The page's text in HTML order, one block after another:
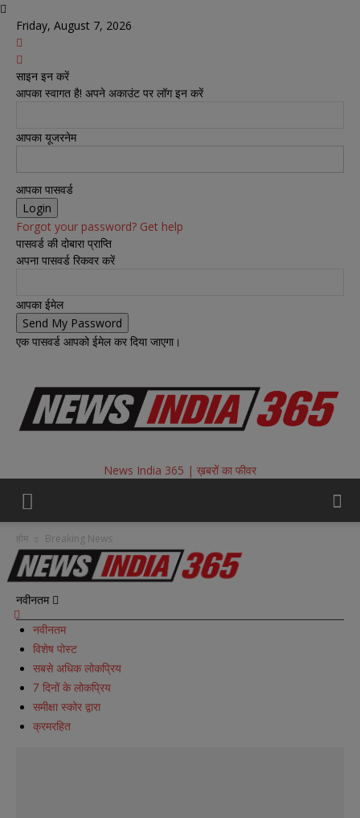
Friday, August 7, 2026
साइन इन करें
आपका स्वागत है! अपने अकाउंट पर लॉग इन करें
आपका यूजरनेम
आपका पासवर्ड
Forgot your password? Get help
पासवर्ड की दोबारा प्राप्ति
अपना पासवर्ड रिकवर करें
आपका ईमेल
एक पासवर्ड आपको ईमेल कर दिया जाएगा।
News India 365 | ख़बरों का फीवर
होम Breaking News
Breaking News
नवीनतम
नवीनतम
विशेष पोस्ट
सबसे अधिक लोकप्रिय
7 दिनों के लोकप्रिय
समीक्षा स्कोर द्वारा
क्रमरहित